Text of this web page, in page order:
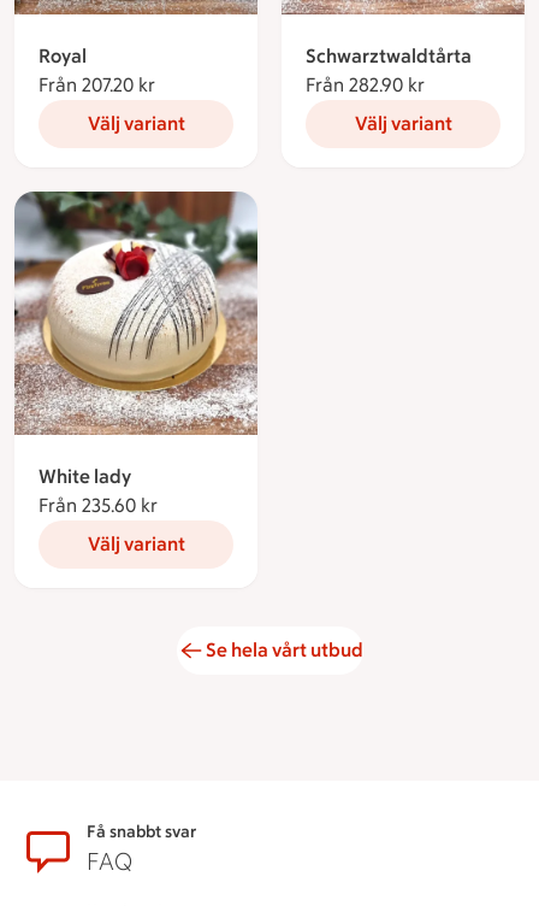
Royal
Från 207.20 kr Från 207.20 kronor
Välj variant
Schwarztwaldtårta
Från 282.90 kr
Välj variant
White lady
Från 235.60 kr
Välj variant
Se hela vårt utbud
SidfotFå snabbt svar
FAQ